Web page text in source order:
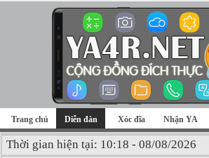
Trang chủ Diễn đàn Xóc đĩa Nhận YA
Thời gian hiện tại: 10:18 - 08/08/2026